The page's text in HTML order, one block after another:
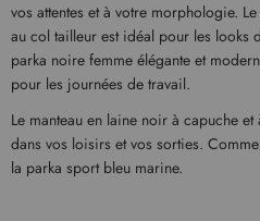
vos attentes et à votre morphologie.
au col tailleur est idéal pour les looks
parka noire femme élégante et
pour les journées de travail.
Le manteau en laine noir à capuche
dans vos loisirs et vos sorties.
la parka sport bleu marine.